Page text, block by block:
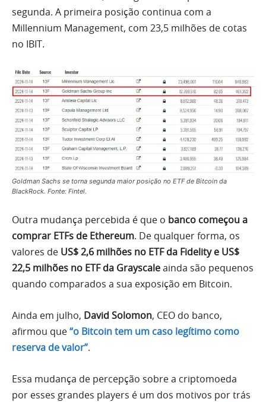
segunda. A primeira posição continua com a
Millennium Management, com 23,5 milhões de cotas
no IBIT.
Goldman Sachs se torna segunda maior posição no ETF de Bitcoin da
BlackRock. Fonte: Fintel.
Outra mudança percebida é que o banco começou a
comprar ETFs de Ethereum. De qualquer forma, os
valores de US$ 2,6 milhões no ETF da Fidelity e US$
22,5 milhões no ETF da Grayscaleainda são pequenos
quando comparados a sua exposição em Bitcoin.
Ainda em julho, David Solomon, CEO do banco,
afirmou que“o Bitcoin tem um caso legítimo como
reserva de valor”.
Essa mudança de percepção sobre a criptomoeda
por esses grandes players é um dos motivos por trás